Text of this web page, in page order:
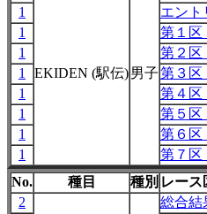
EKIDEN (駅伝)男子
1
エント
1
第１区
1
第２区
1
第３区
1
第４区
1
第５区
1
第６区
1
第７区
No.
種目 種別 レース
2
総合結